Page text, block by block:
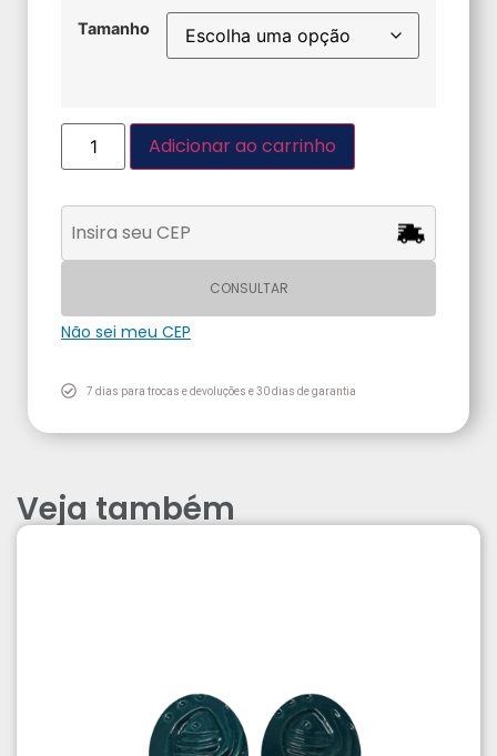
Tamanho
Adicionar ao carrinho
CONSULTAR
Não sei meu CEP
7 dias para trocas e devoluções e 30 dias de garantia
Veja também